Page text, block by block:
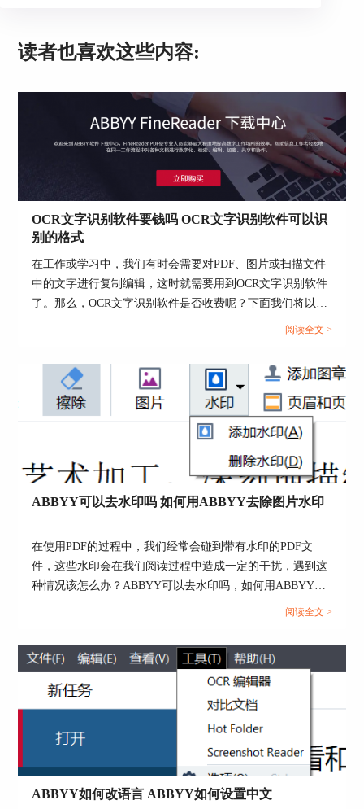
除了一些标准的图片水印（图3红框所示）
外，我们更多会使用非标准的水印（图3蓝框所
但怎么删除这类非标准水印呢？
实际上，我们可以运用
ABBYYFineReaderPDF15的编辑模式，将非标准水
ABBYYFineReaderPDF15的编辑模式是PDF
文档管理功能之一，如图4所示，通过应用“打开
PDF文档”功能，即可使用。
图4：打开PDF文档
读者也喜欢这些内容:
OCR文字识别软件要钱吗 OCR文字识别软件可以识
别的格式
在工作或学习中，我们有时会需要对PDF、图片或扫描文件
中的文字进行复制编辑，这时就需要用到OCR文字识别软件
了。那么，OCR文字识别软件是否收费呢？下面我们将以
ABBYY FineReader PDF为例，带大家一起来了解下OCR文
关内容。...
阅读全文 >
ABBYY可以去水印吗 如何用ABBYY去除图片水印
在使用PDF的过程中，我们经常会碰到带有水印的PDF文
件，这些水印会在我们阅读过程中造成一定的干扰，遇到这
种情况该怎么办？ABBYY可以去水印吗，如何用ABBYY去
除图片水印，接下来我们就一起来了解下有效去水印的操作
阅读全文 >
ABBYY如何改语言 ABBYY如何设置中文